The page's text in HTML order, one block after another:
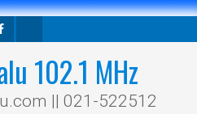
102.1 MHz
|| 021-522512